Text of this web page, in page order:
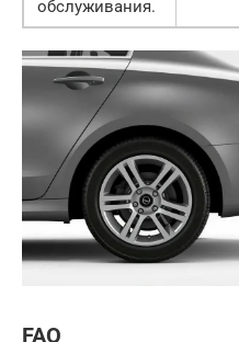
обслуживания.
FAQ